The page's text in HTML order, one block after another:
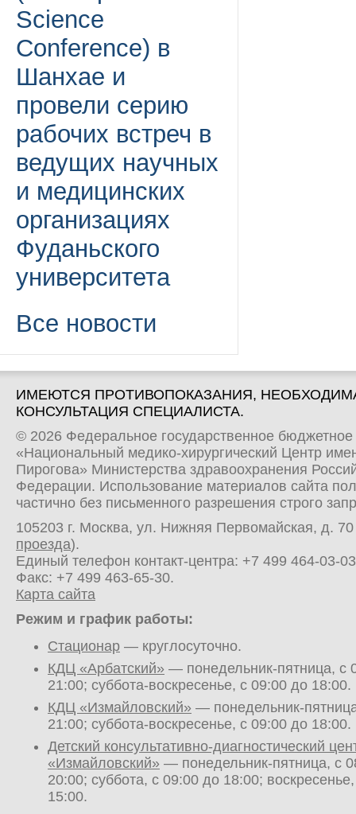
Science
Conference) в
Шанхае и
провели серию
рабочих встреч в
ведущих научных
и медицинских
организациях
Фуданьского
университета
Все новости
ИМЕЮТСЯ ПРОТИВОПОКАЗАНИЯ,
КОНСУЛЬТАЦИЯ СПЕЦИАЛИСТА.
© 2026 Федеральное государственное
«Национальный медико-хирургический Центр
Пирогова» Министерства здравоохранения
Федерации. Использование материалов сайта
частично без письменного разрешения строго
105203 г. Москва, ул. Нижняя Первомайская, д.
проезда).
Единый телефон контакт-центра: +7 499 464-03-03
Факс: +7 499 463-65-30.
Карта сайта
Режим и график работы:
Стационар — круглосуточно.
КДЦ «Арбатский» — понедельник-пятница, с
21:00; суббота-воскресенье, с 09:00 до 18:00.
КДЦ «Измайловский» — понедельник-
21:00; суббота-воскресенье, с 09:00 до 18:00.
Детский консультативно-диагностический
«Измайловский» — понедельник-пятница, с
20:00; суббота, с 09:00 до 18:00;
15:00.